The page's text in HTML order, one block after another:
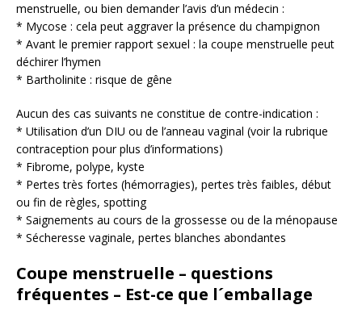
menstruelle, ou bien demander l’avis d’un médecin :
* Mycose : cela peut aggraver la présence du champignon
* Avant le premier rapport sexuel : la coupe menstruelle peut
déchirer l’hymen
* Bartholinite : risque de gêne
Aucun des cas suivants ne constitue de contre-indication :
* Utilisation d’un DIU ou de l’anneau vaginal (voir la rubrique
contraception pour plus d’informations)
* Fibrome, polype, kyste
* Pertes très fortes (hémorragies), pertes très faibles, début
ou fin de règles, spotting
* Saignements au cours de la grossesse ou de la ménopause
* Sécheresse vaginale, pertes blanches abondantes
Coupe menstruelle – questions
fréquentes – Est-ce que l´emballage